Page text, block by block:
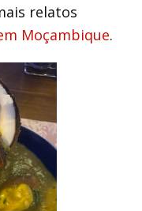
relatos
Moçambique.